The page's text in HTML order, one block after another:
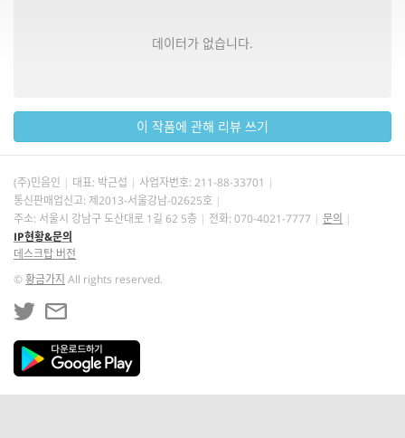
데이터가 없습니다.
이 작품에 관해 리뷰 쓰기
(주)민음인 대표: 박근섭 사업자번호: 211-88-33701
통신판매업신고: 제2013-서울강남-02625호
주소: 서울시 강남구 도산대로 1길 62 5층
전화: 070-4021-7777
문의
IP현황&문의
데스크탑 버전
©황금가지 All rights reserved.